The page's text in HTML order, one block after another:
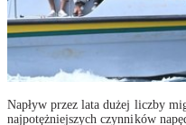
Napływ przez lata dużej liczby
najpotężniejszych czynników